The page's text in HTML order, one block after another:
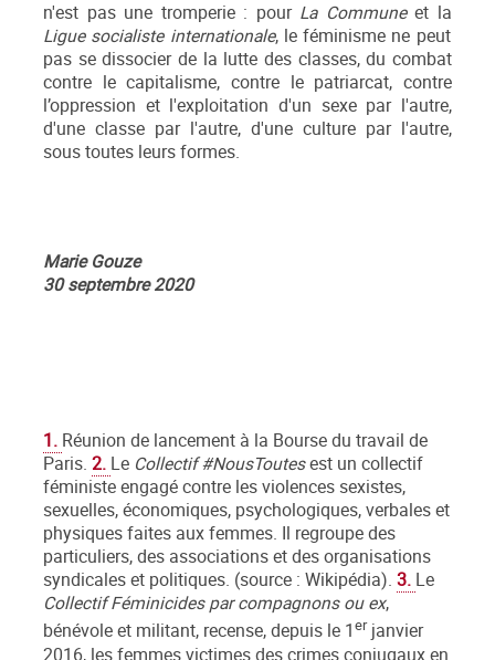
n'est pas une tromperie : pour La Communeet la
Ligue socialiste internationale, le féminisme ne peut
pas se dissocier de la lutte des classes, du combat
contre le capitalisme, contre le patriarcat, contre
l’oppression et l'exploitation d'un sexe par l'autre,
d'une classe par l'autre, d'une culture par l'autre,
sous toutes leurs formes.
Marie Gouze
30 septembre 2020
1. Réunion de lancement à la Bourse du travail de
Paris. 2. Le Collectif #NousToutesest un collectif
féministe engagé contre les violences sexistes,
sexuelles, économiques, psychologiques, verbales et
physiques faites aux femmes. Il regroupe des
particuliers, des associations et des organisations
syndicales et politiques. (source : Wikipédia). 3. Le
Collectif Féminicides par compagnons ou ex,
bénévole et militant, recense, depuis le 1erjanvier
2016, les femmes victimes des crimes conjugaux en